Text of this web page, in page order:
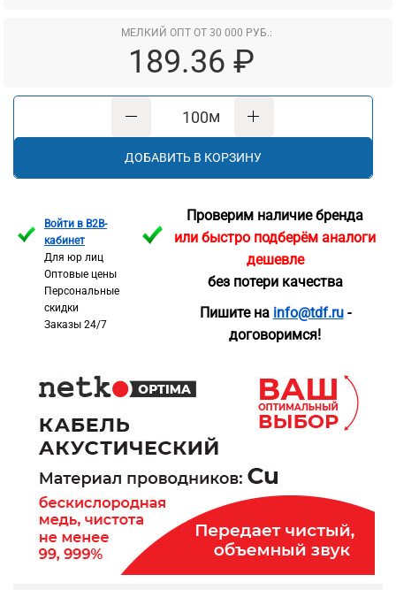
МЕЛКИЙ ОПТ ОТ 30 000 РУБ.:
189.36 ₽
м
ДОБАВИТЬ В КОРЗИНУ
Войти в B2B-
кабинет
Для юр лиц
Оптовые цены
Персональные
скидки
Заказы 24/7
Проверим наличие бренда
или быстро подберём аналоги
дешевле
без потери качества
Пишите на info@tdf.ru-
договоримся!